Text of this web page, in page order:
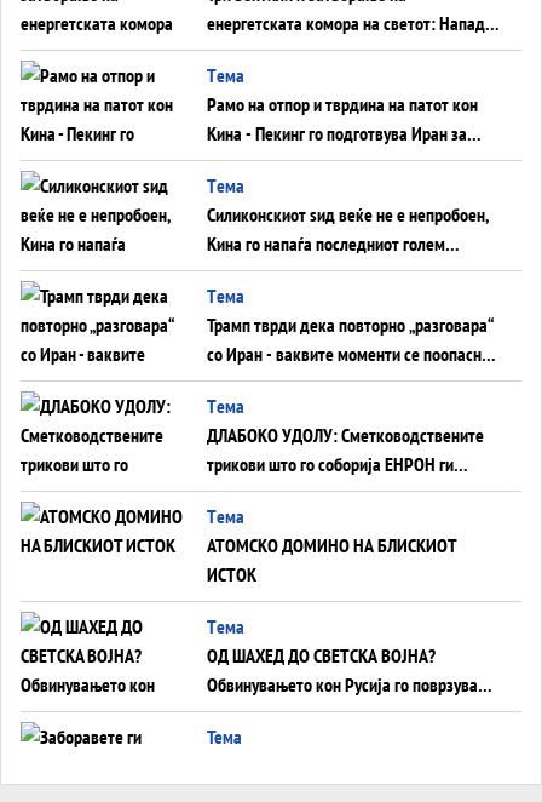
енергетската комора на светот: Нападот
во Суец најавува глобален енергетски
инфаркт?
Tема
Рамо на отпор и тврдина на патот кон
Кина - Пекинг го подготвува Иран за
американска копнена инвазија
Tема
Силиконскиот ѕид веќе не е непробоен,
Кина го напаѓа последниот голем
монопол на Западот?
Tема
Трамп тврди дека повторно „разговара“
со Иран - ваквите моменти се поопасни
од отворените закани
Tема
ДЛАБОКО УДОЛУ: Сметководствените
трикови што го соборија ЕНРОН ги
применуваат гигантите за ВИ
Tема
АТОМСКО ДОМИНО НА БЛИСКИОТ
ИСТОК
Tема
ОД ШАХЕД ДО СВЕТСКА ВОЈНА?
Обвинувањето кон Русија го поврзува
Блискиот Исток со украинското бојно
поле?
Тема